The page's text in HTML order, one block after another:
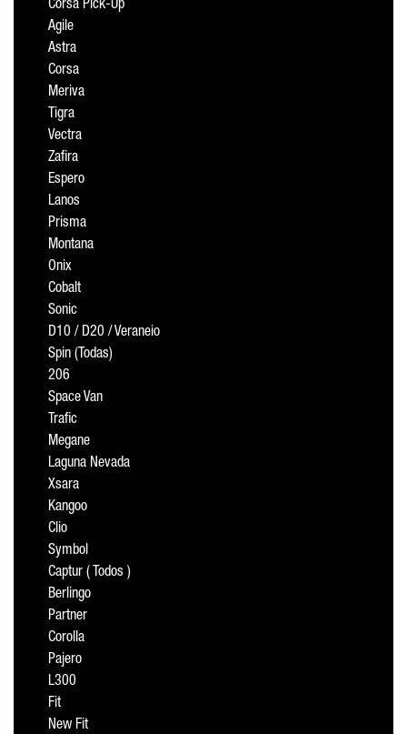
Corsa Pick-Up
Agile
Astra
Corsa
Meriva
Tigra
Vectra
Zafira
Espero
Lanos
Prisma
Montana
Onix
Cobalt
Sonic
D10 / D20 / Veraneio
Spin (Todas)
206
Space Van
Trafic
Megane
Laguna Nevada
Xsara
Kangoo
Clio
Symbol
Captur ( Todos )
Berlingo
Partner
Corolla
Pajero
L300
Fit
New Fit